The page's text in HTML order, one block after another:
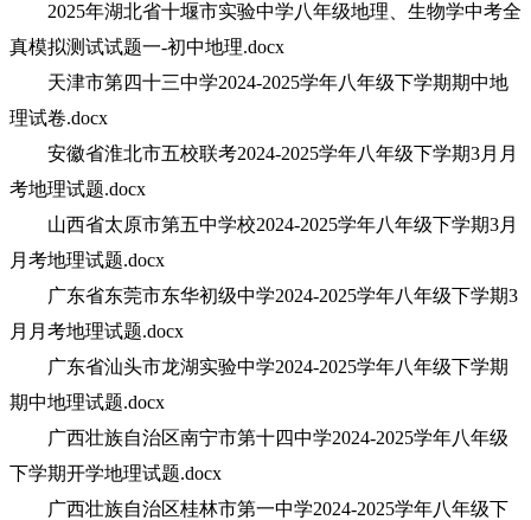
2025年湖北省十堰市实验中学八年级地理、生物学中考全
真模拟测试试题一-初中地理.docx
天津市第四十三中学2024-2025学年八年级下学期期中地
理试卷.docx
安徽省淮北市五校联考2024-2025学年八年级下学期3月月
考地理试题.docx
山西省太原市第五中学校2024-2025学年八年级下学期3月
月考地理试题.docx
广东省东莞市东华初级中学2024-2025学年八年级下学期3
月月考地理试题.docx
广东省汕头市龙湖实验中学2024-2025学年八年级下学期
期中地理试题.docx
广西壮族自治区南宁市第十四中学2024-2025学年八年级
下学期开学地理试题.docx
广西壮族自治区桂林市第一中学2024-2025学年八年级下